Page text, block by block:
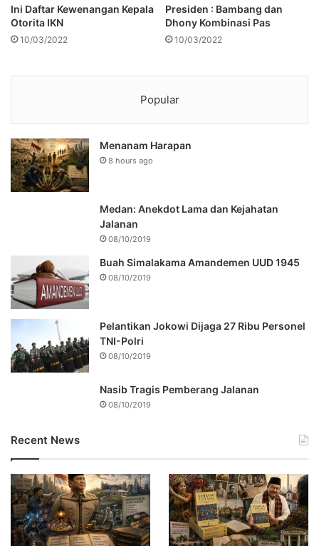
Ini Daftar Kewenangan Kepala
Otorita IKN
10/03/2022
Presiden : Bambang dan
Dhony Kombinasi Pas
10/03/2022
Popular
Menanam Harapan
8 hours ago
Medan: Anekdot Lama dan Kejahatan
Jalanan
08/10/2019
Buah Simalakama Amandemen UUD 1945
08/10/2019
Pelantikan Jokowi Dijaga 27 Ribu Personel
TNI-Polri
08/10/2019
Nasib Tragis Pemberang Jalanan
08/10/2019
Recent News